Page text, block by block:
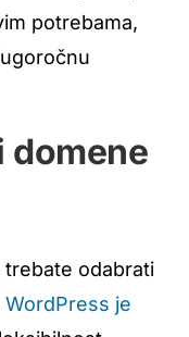
potrebama,
domene
odabrati
WordPress je